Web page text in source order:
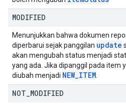
MODIFIED
Menunjukkan bahwa dokumen
diperbarui sejak panggilan update
akan mengubah status menjadi
yang ada. Jika dipanggil pada item
diubah menjadi NEW_ITEM
NOT MODIFIED